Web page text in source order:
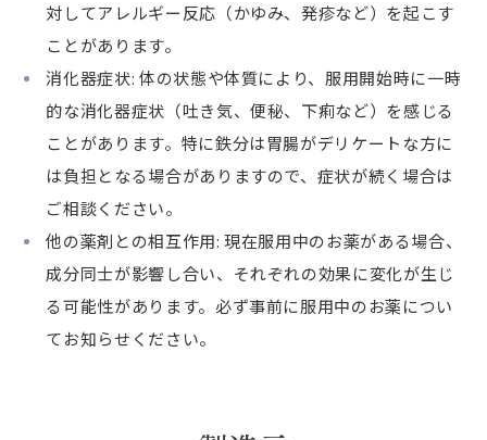
対してアレルギー反応（かゆみ、発疹など）を起こす
ことがあります。
消化器症状: 体の状態や体質により、服用開始時に一時
的な消化器症状（吐き気、便秘、下痢など）を感じる
ことがあります。特に鉄分は胃腸がデリケートな方に
は負担となる場合がありますので、症状が続く場合は
ご相談ください。
他の薬剤との相互作用: 現在服用中のお薬がある場合、
成分同士が影響し合い、それぞれの効果に変化が生じ
る可能性があります。必ず事前に服用中のお薬につい
てお知らせください。